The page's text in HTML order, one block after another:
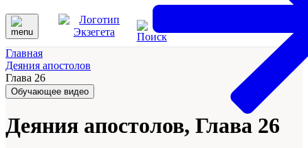
Главная
Деяния апостолов
Глава 26
Обучающее видео
Деяния апостолов, Глава 26